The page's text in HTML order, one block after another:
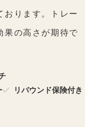
おります。トレー
果の高さが期待で
リバウンド保険付き